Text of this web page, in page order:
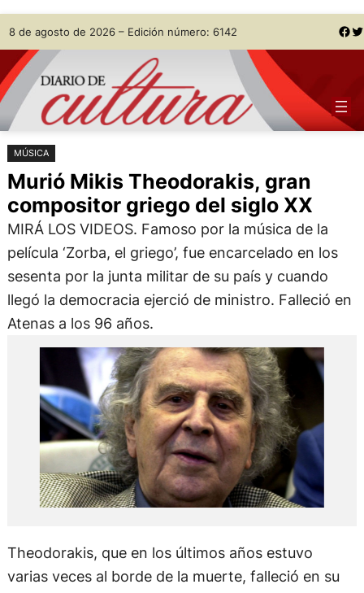
Saltar
al
contenido
Skip
to
content
8 de agosto de 2026 – Edición número: 6142 Facebook Twitter
MÚSICA
Murió Mikis Theodorakis, gran
compositor griego del siglo XX
MIRÁ LOS VIDEOS. Famoso por la música de la
película ‘Zorba, el griego’, fue encarcelado en los
sesenta por la junta militar de su país y cuando
llegó la democracia ejerció de ministro. Falleció en
Atenas a los 96 años.
Theodorakis, que en los últimos años estuvo
varias veces al borde de la muerte, falleció en su